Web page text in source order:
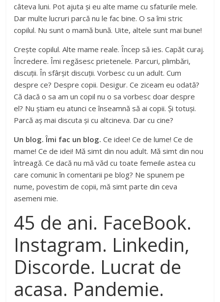
câteva luni. Pot ajuta și eu alte mame cu sfaturile mele.
Dar multe lucruri parcă nu le fac bine. O sa îmi stric
copilul. Nu sunt o mamă bună. Uite, altele sunt mai bune!
Crește copilul. Alte mame reale. Încep să ies. Capăt curaj.
Încredere. Îmi regăsesc prietenele. Parcuri, plimbări,
discuții. În sfârșit discuții. Vorbesc cu un adult. Cum
despre ce? Despre copii. Desigur. Ce ziceam eu odată?
Că dacă o sa am un copil nu o sa vorbesc doar despre
el? Nu știam eu atunci ce înseamnă să ai copii. Și totuși.
Parcă aș mai discuta și cu altcineva. Dar cu cine?
Un blog. Îmi fac un blog. Ce idee! Ce de lume! Ce de
mame! Ce de idei! Mă simt din nou adult. Mă simt din nou
întreagă. Ce dacă nu mă văd cu toate femeile astea cu
care comunic în comentarii pe blog? Ne spunem pe
nume, povestim de copii, mă simt parte din ceva
asemeni mie.
45 de ani. FaceBook.
Instagram. Linkedin,
Discorde. Lucrat de
acasa. Pandemie.